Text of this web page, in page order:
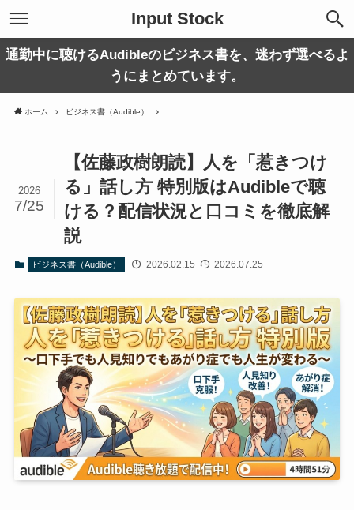
Input Stock
通勤中に聴けるAudibleのビジネス書を、迷わず選べるよ
うにまとめています。
ホーム ビジネス書（Audible）
【佐藤政樹朗読】人を「惹きつけ
る」話し方 特別版はAudibleで聴
ける？配信状況と口コミを徹底解
説
2026
7/25
ビジネス書（Audible） 2026.02.15 2026.07.25